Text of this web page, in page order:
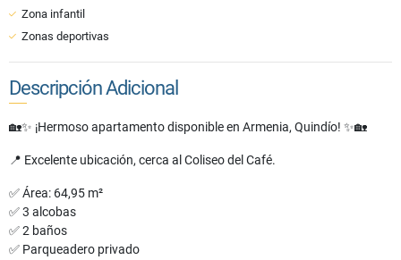
Zona infantil
Zonas deportivas
Descripción Adicional
🏡✨ ¡Hermoso apartamento disponible en Armenia, Quindío! ✨🏡
📍 Excelente ubicación, cerca al Coliseo del Café.
✅ Área: 64,95 m²
✅ 3 alcobas
✅ 2 baños
✅ Parqueadero privado